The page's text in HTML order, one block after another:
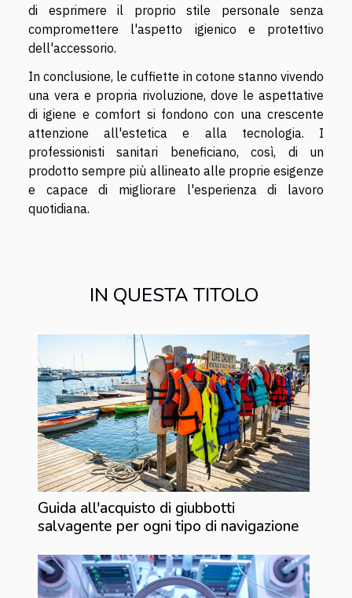
di esprimere il proprio stile personale senza
compromettere l'aspetto igienico e protettivo
dell'accessorio.
In conclusione, le cuffiette in cotone stanno vivendo
una vera e propria rivoluzione, dove le aspettative
di igiene e comfort si fondono con una crescente
attenzione all'estetica e alla tecnologia. I
professionisti sanitari beneficiano, così, di un
prodotto sempre più allineato alle proprie esigenze
e capace di migliorare l'esperienza di lavoro
quotidiana.
IN QUESTA TITOLO
Guida all'acquisto di giubbotti
salvagente per ogni tipo di navigazione